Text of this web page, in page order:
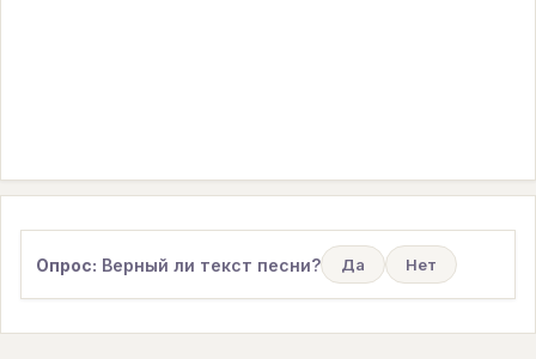
Опрос: Верный ли текст песни? Да Нет